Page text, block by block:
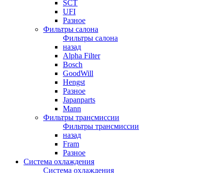
SCT
UFI
Разное
Фильтры салона
Фильтры салона
назад
Alpha Filter
Bosch
GoodWill
Hengst
Разное
Japanparts
Mann
Фильтры трансмиссии
Фильтры трансмиссии
назад
Fram
Разное
Система охлаждения
Система охлаждения